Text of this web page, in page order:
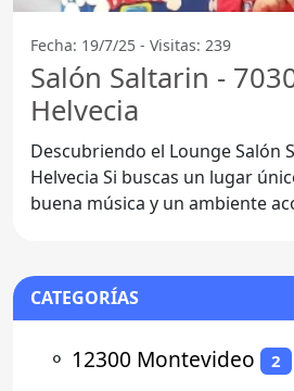
Fecha: 19/7/25 - Visitas: 239
Salón Saltarin -
Helvecia
Descubriendo el Lounge Salón
Helvecia Si buscas un lugar único para disfrutar de
buena música y un ambiente
CATEGORÍAS
⚬ 12300 Montevideo 2